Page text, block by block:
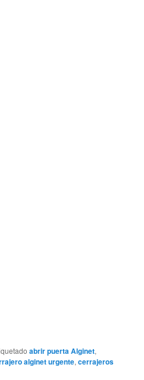
abrir puerta Alginet,
alginet urgente,cerrajeros